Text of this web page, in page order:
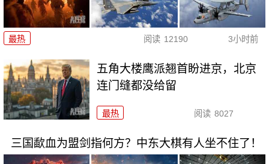
最热 阅读 12190 3小时前
五角大楼鹰派翘首盼进京，北京
连门缝都没给留
最热 阅读 8027
三国歃血为盟剑指何方？中东大棋有人坐不住了！